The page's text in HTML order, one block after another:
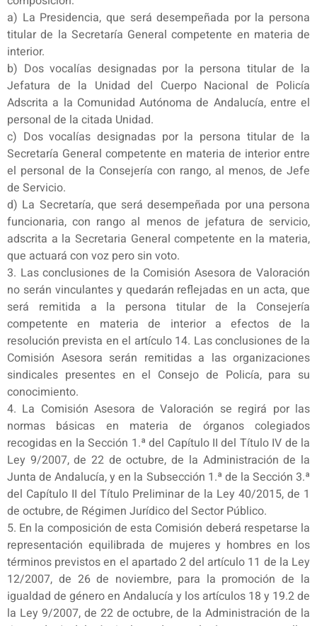
a) La Presidencia, que será desempeñada por la persona
titular de la Secretaría General competente en materia de
interior.
b) Dos vocalías designadas por la persona titular de la
Jefatura de la Unidad del Cuerpo Nacional de Policía
Adscrita a la Comunidad Autónoma de Andalucía, entre el
personal de la citada Unidad.
c) Dos vocalías designadas por la persona titular de la
Secretaría General competente en materia de interior entre
el personal de la Consejería con rango, al menos, de Jefe
de Servicio.
d) La Secretaría, que será desempeñada por una persona
funcionaria, con rango al menos de jefatura de servicio,
adscrita a la Secretaria General competente en la materia,
que actuará con voz pero sin voto.
3. Las conclusiones de la Comisión Asesora de Valoración
no serán vinculantes y quedarán reflejadas en un acta, que
será remitida a la persona titular de la Consejería
competente en materia de interior a efectos de la
resolución prevista en el artículo 14. Las conclusiones de la
Comisión Asesora serán remitidas a las organizaciones
sindicales presentes en el Consejo de Policía, para su
conocimiento.
4. La Comisión Asesora de Valoración se regirá por las
normas básicas en materia de órganos colegiados
recogidas en la Sección 1.ª del Capítulo II del Título IV de la
Ley 9/2007, de 22 de octubre, de la Administración de la
Junta de Andalucía, y en la Subsección 1.ª de la Sección 3.ª
del Capítulo II del Título Preliminar de la Ley 40/2015, de 1
de octubre, de Régimen Jurídico del Sector Público.
5. En la composición de esta Comisión deberá respetarse la
representación equilibrada de mujeres y hombres en los
términos previstos en el apartado 2 del artículo 11 de la Ley
12/2007, de 26 de noviembre, para la promoción de la
igualdad de género en Andalucía y los artículos 18 y 19.2 de
la Ley 9/2007, de 22 de octubre, de la Administración de la